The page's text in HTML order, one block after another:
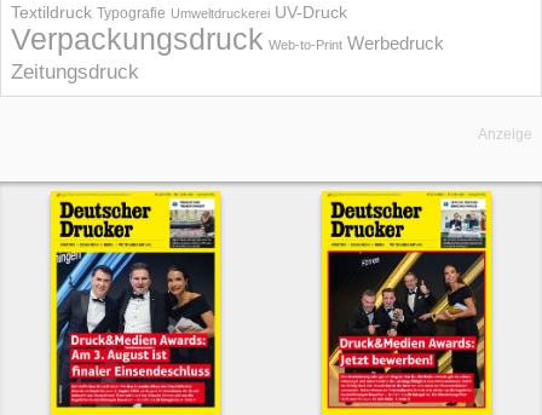
Textildruck Typografie Umweltdruckerei UV-Druck
Verpackungsdruck Web-to-Print Werbedruck
Zeitungsdruck
Anzeige